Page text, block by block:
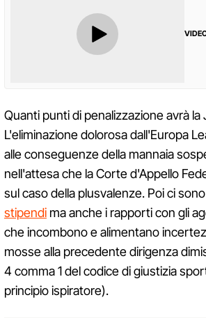
Quanti punti di penalizzazione avrà
L'eliminazione dolorosa dall'Europa
alle conseguenze della mannaia
nell'attesa che la Corte d'Appello
sul caso della plusvalenze. Poi ci sono
stipendi ma anche i rapporti con gli
che incombono e alimentano
mosse alla precedente dirigenza
4 comma 1 del codice di giustizia
principio ispiratore).